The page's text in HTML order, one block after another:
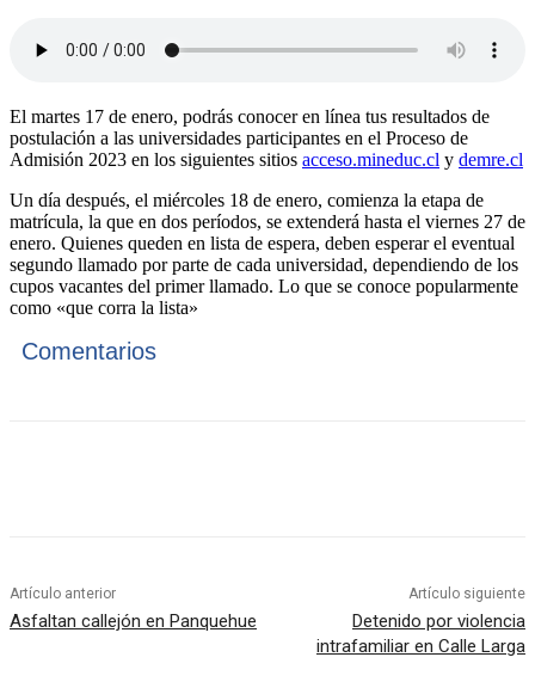
El martes 17 de enero, podrás conocer en línea tus resultados de
postulación a las universidades participantes en el Proceso de
Admisión 2023 en los siguientes sitios acceso.mineduc.cl y demre.cl
Un día después, el miércoles 18 de enero, comienza la etapa de
matrícula, la que en dos períodos, se extenderá hasta el viernes 27 de
enero. Quienes queden en lista de espera, deben esperar el eventual
segundo llamado por parte de cada universidad, dependiendo de los
cupos vacantes del primer llamado. Lo que se conoce popularmente
como «que corra la lista»
Comentarios
Artículo anterior
Asfaltan callejón en Panquehue
Artículo siguiente
Detenido por violencia
intrafamiliar en Calle Larga